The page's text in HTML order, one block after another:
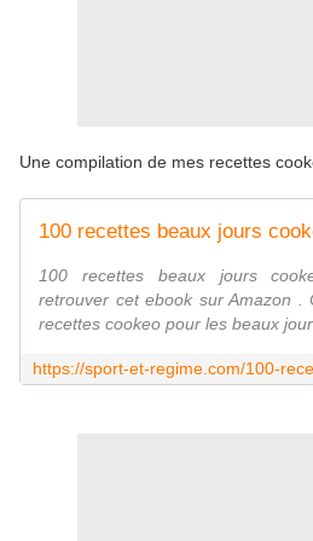
Une compilation de mes recettes
100 recettes beaux jours
100 recettes beaux jours
retrouver cet ebook sur Amazon .
recettes cookeo pour les beaux